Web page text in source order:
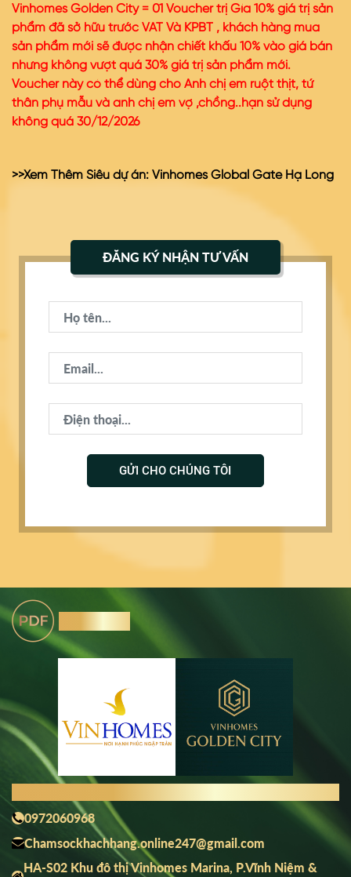
Vinhomes Golden City = 01 Voucher trị Gía 10% giá trị sản
phẩm đã sở hữu trước VAT Và KPBT , khách hàng mua
sản phẩm mới sẽ được nhận chiết khấu 10% vào giá bán
nhưng không vượt quá 30% giá trị sản phẩm mới.
Voucher này có thể dùng cho Anh chị em ruột thịt, tứ
thân phụ mẫu và anh chị em vợ ,chồng..hạn sử dụng
không quá 30/12/2026
>>Xem Thêm Siêu dự án: Vinhomes Global Gate Hạ Long
ĐĂNG KÝ NHẬN TƯ VẤN
GỬI CHO CHÚNG TÔI
0972060968
Chamsockhachhang.online247@gmail.com
HA-S02 Khu đô thị Vinhomes Marina, P.Vĩnh Niệm &